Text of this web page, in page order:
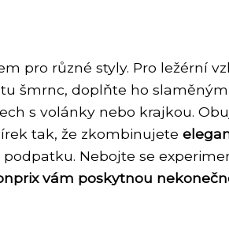
pro různé styly. Pro ležérní
šmrnc, doplňte ho
s volánky nebo krajkou.
tak, že zkombinujete
Nebojte se
vám poskytnou